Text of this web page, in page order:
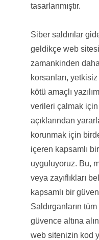
tasarlanmıştır.
Siber saldırılar
geldikçe web
zamankinden
korsanları,
kötü amaçlı
verileri çalmak
açıklarından
korunmak için
içeren kapsamlı
uyguluyoruz. Bu,
veya zayıflıkları
kapsamlı bir
Saldırganların
güvence altına
web sitenizin kod